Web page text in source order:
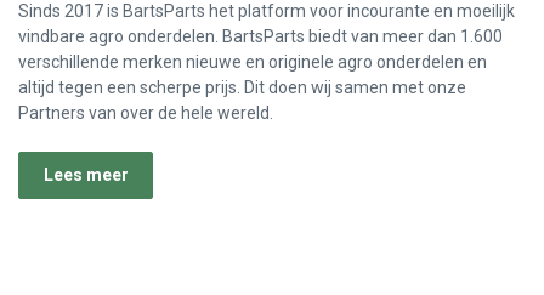
Sinds 2017 is BartsParts het platform voor incourante en moeilijk
vindbare agro onderdelen. BartsParts biedt van meer dan 1.600
verschillende merken nieuwe en originele agro onderdelen en
altijd tegen een scherpe prijs. Dit doen wij samen met onze
Partners van over de hele wereld.
Lees meer